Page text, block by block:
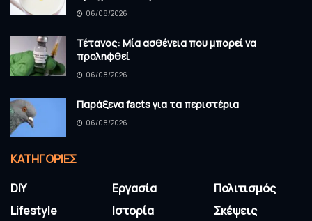
06/08/2026
Τέτανος: Μία ασθένεια που μπορεί να
προληφθεί
06/08/2026
Παράξενα facts για τα περιστέρια
06/08/2026
KΑΤΗΓΟΡΊΕΣ
DIY
Lifestyle
Εργασία
Ιστορία
Πολιτισμός
Σκέψεις